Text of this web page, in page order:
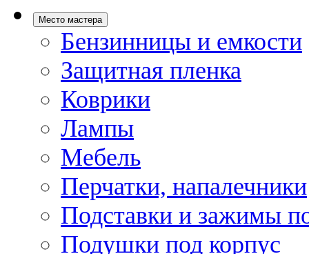
Место мастера
Бензинницы и емкости
Защитная пленка
Коврики
Лампы
Мебель
Перчатки, напалечники
Подставки и зажимы
Подушки под корпус